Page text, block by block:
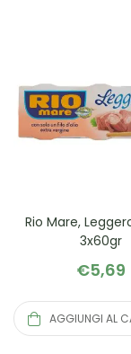
Rio Mare,
3x60gr
€5,69
AGGIUNGI AL